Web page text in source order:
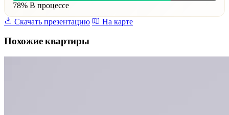
78% В процессе
Скачать презентацию
На карте
Похожие квартиры